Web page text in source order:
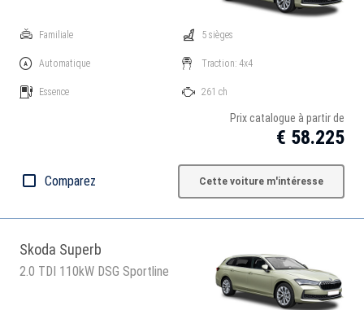
Familiale
Automatique
Essence
5 sièges
Traction: 4x4
261 ch
Prix catalogue à partir de
€ 58.225
Comparez Cette voiture m'intéresse
Skoda Superb
2.0 TDI 110kW DSG Sportline